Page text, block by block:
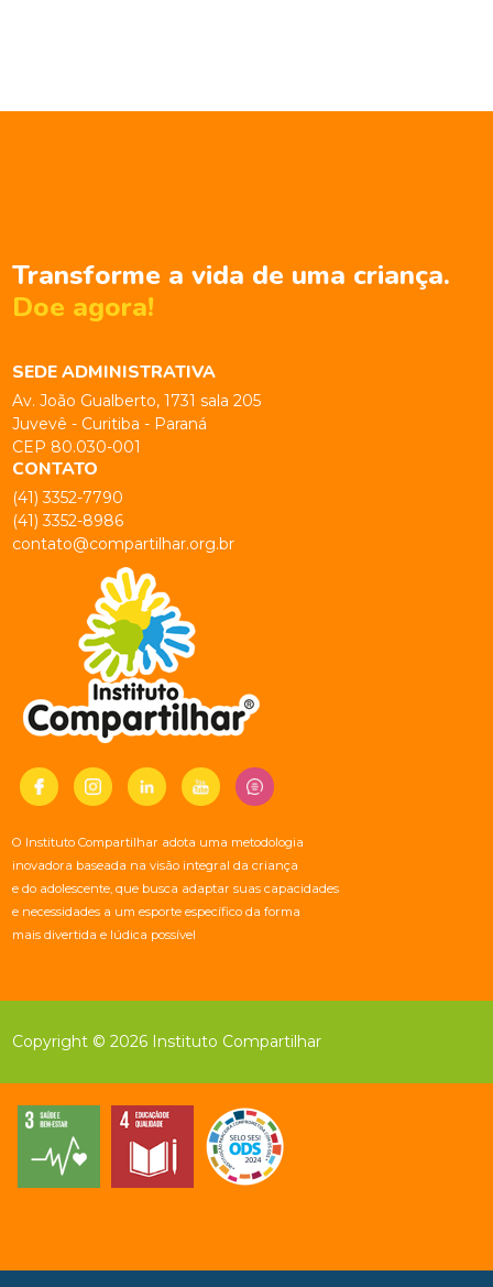
Transforme a vida de uma criança.
Doe agora!
SEDE ADMINISTRATIVA
Av. João Gualberto, 1731 sala 205
Juvevê - Curitiba - Paraná
CEP 80.030-001
CONTATO
(41) 3352-7790
(41) 3352-8986
contato@compartilhar.org.br
O Instituto Compartilhar adota uma metodologia
inovadora baseada na visão integral da criança
e do adolescente, que busca adaptar suas capacidades
e necessidades a um esporte específico da forma
mais divertida e lúdica possível
Copyright © 2026 Instituto Compartilhar